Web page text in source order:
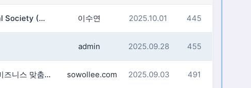
[자료조사] Western Reserve Historical Society (WRHS), 대학원생 등 연구자 우대 이수연 2025.10.01 445
admin 2025.09.28 455
구직) 전문 웹디자인 & 웹솔루션 제작 – 비즈니스 맞춤형 서비스 sowollee.com 2025.09.03 491